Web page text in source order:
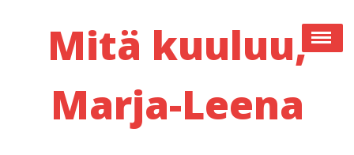
Mitä kuuluu,
Marja-Leena